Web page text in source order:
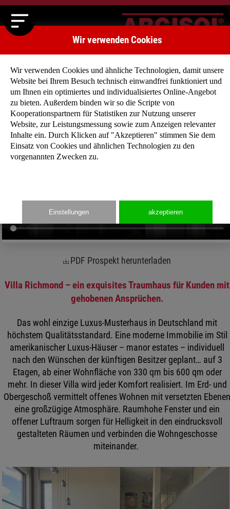
PDF Prospekt herunterladen
Villa Richmond – ein exquisites Traumhaus für Kunden mit
gehobenen Ansprüchen.
Das wohl einzige Luxus-Musterhaus in Deutschland mit
höchstem Qualitätsstandard. Eine moderne Immobilie im Stil
amerikanischer Luxus-Häuser – manor estates – individuell
nach den Wünschen der künftigen Besitzer geplant… auf 3
Etagen, ab einer Wohnfläche von 330 qm bis 600 qm oder
mehr. In dieser Villa wird jeder Komfort realisiert. Im Erd- und
Obergeschoß vermittelt offenes Wohnen mit versetzten
eine großzügige Atmosphäre. Raumhohe Fenster und ein
offener Luftraum sorgen für Helligkeit in den eindrucksvoll
gestalteten Räumen und verbinden die Wohngeschosse
miteinander.
Wir verwenden Cookies
Wir verwenden Cookies und ähnliche Technologien, damit unsere
Website bei Ihrem Besuch technisch einwandfrei funktioniert und
um Ihnen ein optimiertes und individualisiertes Online-Angebot
zu bieten. Außerdem binden wir so die Scripte von
Kooperationspartnern für Statistiken zur Nutzung unserer
Website, zur Leistungsmessung sowie zum Anzeigen relevanter
Inhalte ein. Durch Klicken auf "Akzeptieren" stimmen Sie dem
Einsatz von Cookies und ähnlichen Technologien zu den
vorgenannten Zwecken zu.
Einstellungen akzeptieren